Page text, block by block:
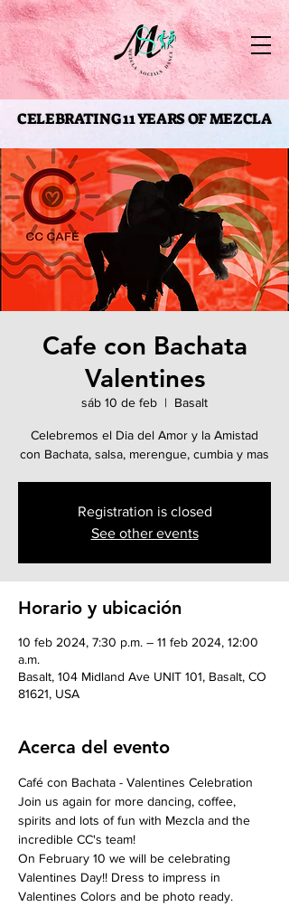
CELEBRATING 11 YEARS OF MEZCLA
CELEBRATING 11 YEARS OF MEZCLA
Cafe con Bachata
Valentines
sáb 10 de feb
  |
Basalt
Celebremos el Dia del Amor y la Amistad
con Bachata, salsa, merengue, cumbia y mas
Registration is closed
See other events
Horario y ubicación
10 feb 2024, 7:30 p.m. – 11 feb 2024, 12:00
a.m.
Basalt, 104 Midland Ave UNIT 101, Basalt, CO
81621, USA
Acerca del evento
Café con Bachata - Valentines Celebration
Join us again for more dancing, coffee,
spirits and lots of fun with Mezcla and the
incredible CC's team!
On February 10 we will be celebrating
Valentines Day!! Dress to impress in
Valentines Colors and be photo ready.